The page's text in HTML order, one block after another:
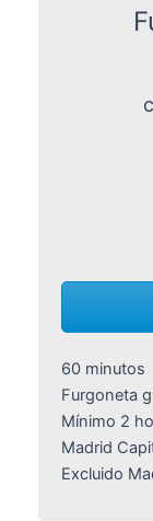
60 minutos
Furgoneta
Mínimo 2
Madrid
Excluido